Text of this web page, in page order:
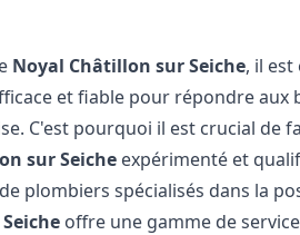
Noyal Châtillon sur Seiche, il
et fiable pour répondre
C'est pourquoi il est crucial de
sur Seiche expérimenté et
plombiers spécialisés dans la
offre une gamme de